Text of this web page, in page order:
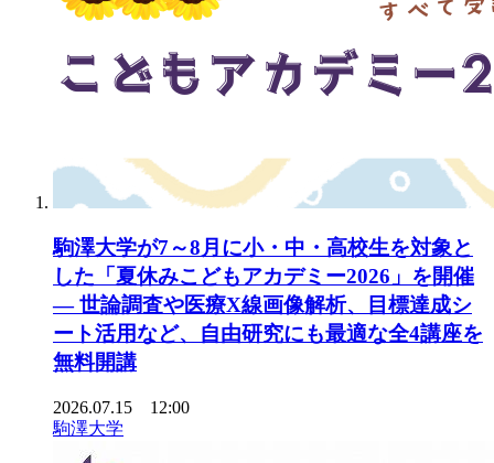
駒澤大学が7～8月に小・中・高校生を対象と
した「夏休みこどもアカデミー2026」を開催
— 世論調査や医療X線画像解析、目標達成シ
ート活用など、自由研究にも最適な全4講座を
無料開講
2026.07.15 12:00
駒澤大学